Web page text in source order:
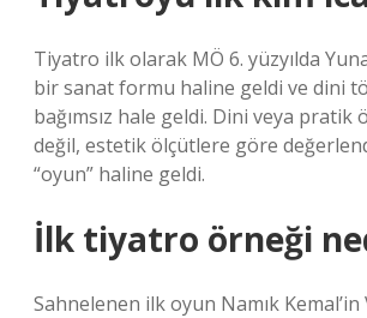
Tiyatro ilk olarak MÖ 6. yüzyılda
bir sanat formu haline geldi ve dini
bağımsız hale geldi. Dini veya pratik
değil, estetik ölçütlere göre
“oyun” haline geldi.
İlk tiyatro örneği
Sahnelenen ilk oyun Namık